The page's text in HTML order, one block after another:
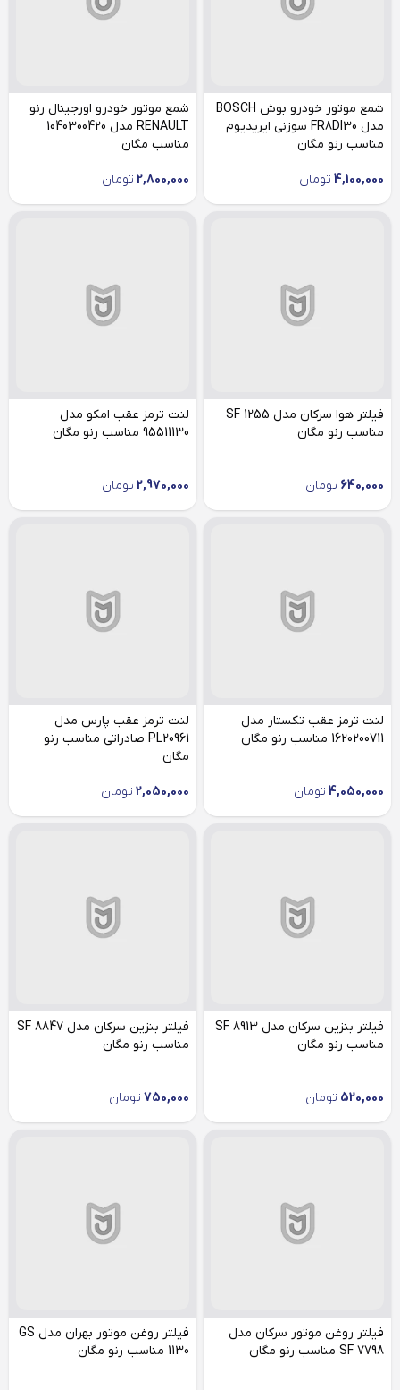
شمع موتور خودرو بوش BOSCH
مدل FR8DI30 سوزنی ایریدیوم
مناسب رنو مگان
4,100,000 تومان
شمع موتور خودرو اورجینال رنو
RENAULT مدل 1040300420
مناسب مگان
2,800,000 تومان
فیلتر هوا سرکان مدل SF 1255
مناسب رنو مگان
640,000 تومان
لنت ترمز عقب امکو مدل
95511130 مناسب رنو مگان
2,970,000 تومان
لنت ترمز عقب تکستار مدل
1620200711 مناسب رنو مگان
4,050,000 تومان
لنت ترمز عقب پارس مدل
PL20961 صادراتی مناسب رنو
مگان
2,050,000 تومان
فیلتر بنزین سرکان مدل SF 8913
مناسب رنو مگان
520,000 تومان
فیلتر بنزین سرکان مدل SF 8847
مناسب رنو مگان
750,000 تومان
فیلتر روغن موتور سرکان مدل
SF 7798 مناسب رنو مگان
فیلتر روغن موتور بهران مدل GS
1130 مناسب رنو مگان